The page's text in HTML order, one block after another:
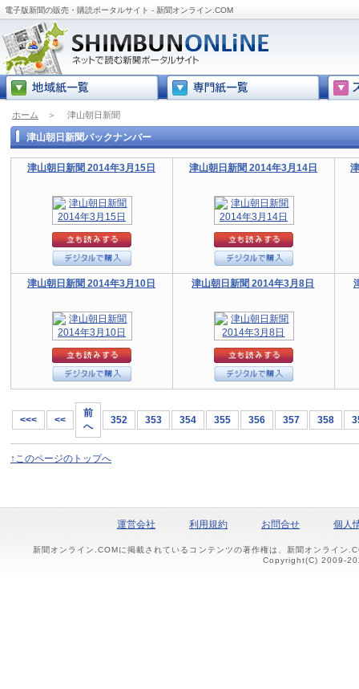
電子版新聞の販売・購読ポータルサイト - 新聞オンライン.COM
ホーム ＞ 津山朝日新聞
津山朝日新聞バックナンバー
津山朝日新聞 2014年3月15日 津山朝日新聞 2014年3月14日
津山朝日新聞 2014年3月10日 津山朝日新聞 2014年3月8日
<<< <<
前
へ
352 353 354 355 356 357 358
↑このページのトップへ
運営会社 利用規約 お問合せ 個人
新聞オンライン.COMに掲載されているコンテンツの著作権は、新聞オンライン
Copyright(C) 2009-